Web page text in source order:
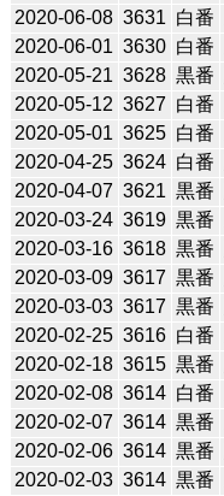
2020-06-08 3631 白番
2020-06-01 3630 白番
2020-05-21 3628 黒番
2020-05-12 3627 白番
2020-05-01 3625 白番
2020-04-25 3624 白番
2020-04-07 3621 黒番
2020-03-24 3619 黒番
2020-03-16 3618 黒番
2020-03-09 3617 黒番
2020-03-03 3617 黒番
2020-02-25 3616 白番
2020-02-18 3615 黒番
2020-02-08 3614 白番
2020-02-07 3614 黒番
2020-02-06 3614 黒番
2020-02-03 3614 黒番